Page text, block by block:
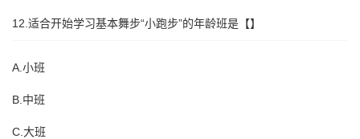
12.适合开始学习基本舞步“小跑步”的年龄班是【】
A.小班
B.中班
C.大班